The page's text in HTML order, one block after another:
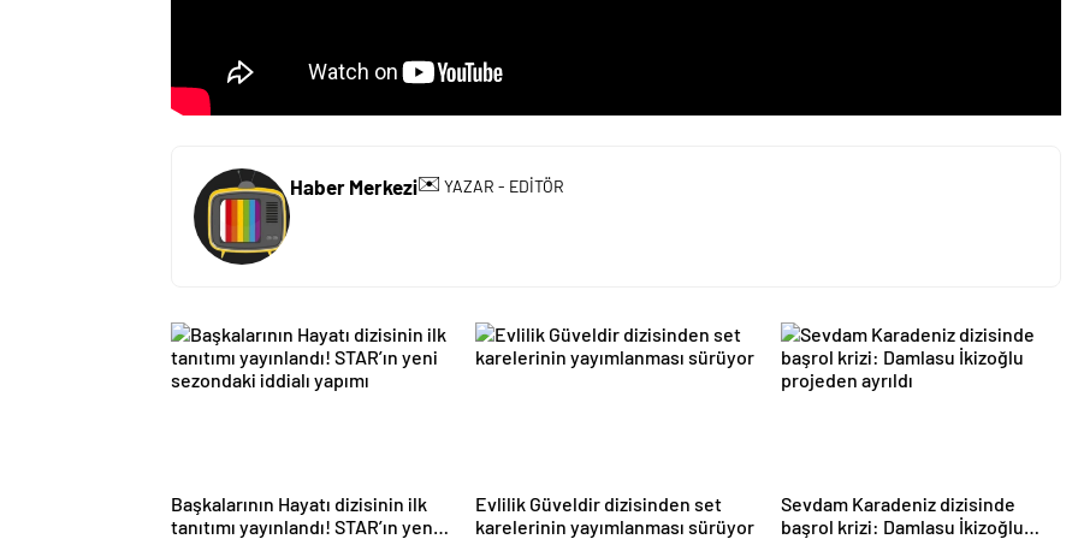
Haber Merkezi✉️ YAZAR - EDİTÖR
Başkalarının Hayatı dizisinin ilk
tanıtımı yayınlandı! STAR’ın yeni
Evlilik Güveldir dizisinden set
karelerinin yayımlanması sürüyor
Sevdam Karadeniz dizisinde
başrol krizi: Damlasu İkizoğlu